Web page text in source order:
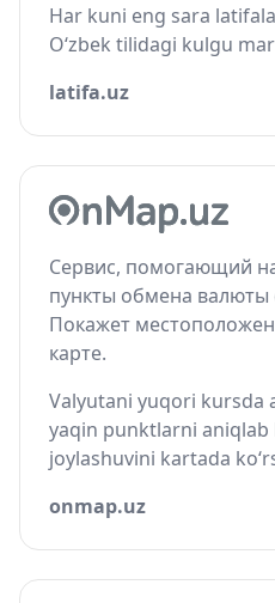
Har kuni eng sara
O‘zbek tilidagi kulgu
latifa.uz
Сервис, помогающий
пункты обмена
Покажет
карте.
Valyutani yuqori kursda
yaqin punktlarni
joylashuvini kartada
onmap.uz